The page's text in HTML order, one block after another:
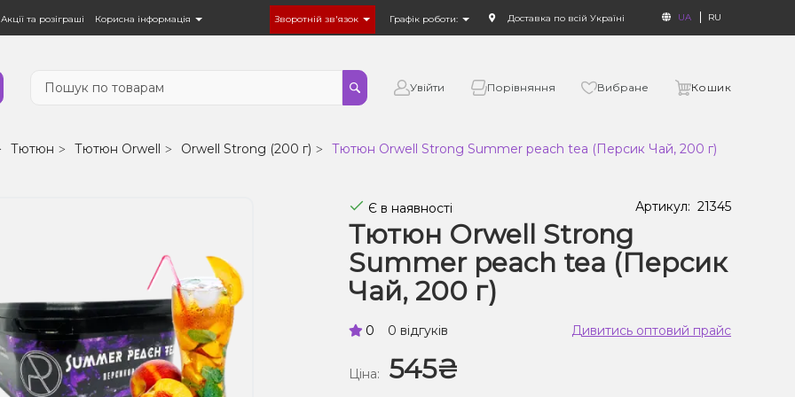
Акції та розіграші Корисна інформація Зворотній зв'язок Графік роботи: Доставка по всій Україні UA RU
Увійти Порівняння Вибране Кошик
Тютюн Тютюн Orwell Orwell Strong (200 г) Тютюн Orwell Strong Summer peach tea (Персик Чай, 200 г)
Є в наявності Артикул: 21345
Тютюн Orwell Strong
Summer peach tea (Персик
Чай, 200 г)
0 0 відгуків Дивитись оптовий прайс
Ціна: 545₴